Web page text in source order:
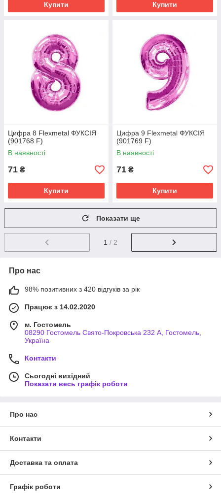
Купити Купити
Цифра 8 Flexmetal ФУКСІЯ
(901768 F)
В наявності
71 ₴
Купити
Цифра 9 Flexmetal ФУКСІЯ
(901769 F)
В наявності
71 ₴
Купити
Показати ще
1 / 2
Про нас
98% позитивних з 420 відгуків за рік
Працює з 14.02.2020
м. Гостомель
08290 Гостомель Свято-Покровська 232 А, Гостомель,
Україна
Контакти
Сьогодні вихідний
Показати весь графік роботи
Про нас
Контакти
Доставка та оплата
Графік роботи